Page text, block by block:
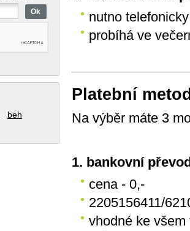
nutno
probíhá ve
Platební
Na výběr máte 3
1. bankovní
cena - 0,-
2205156411/
vhodné ke
beh